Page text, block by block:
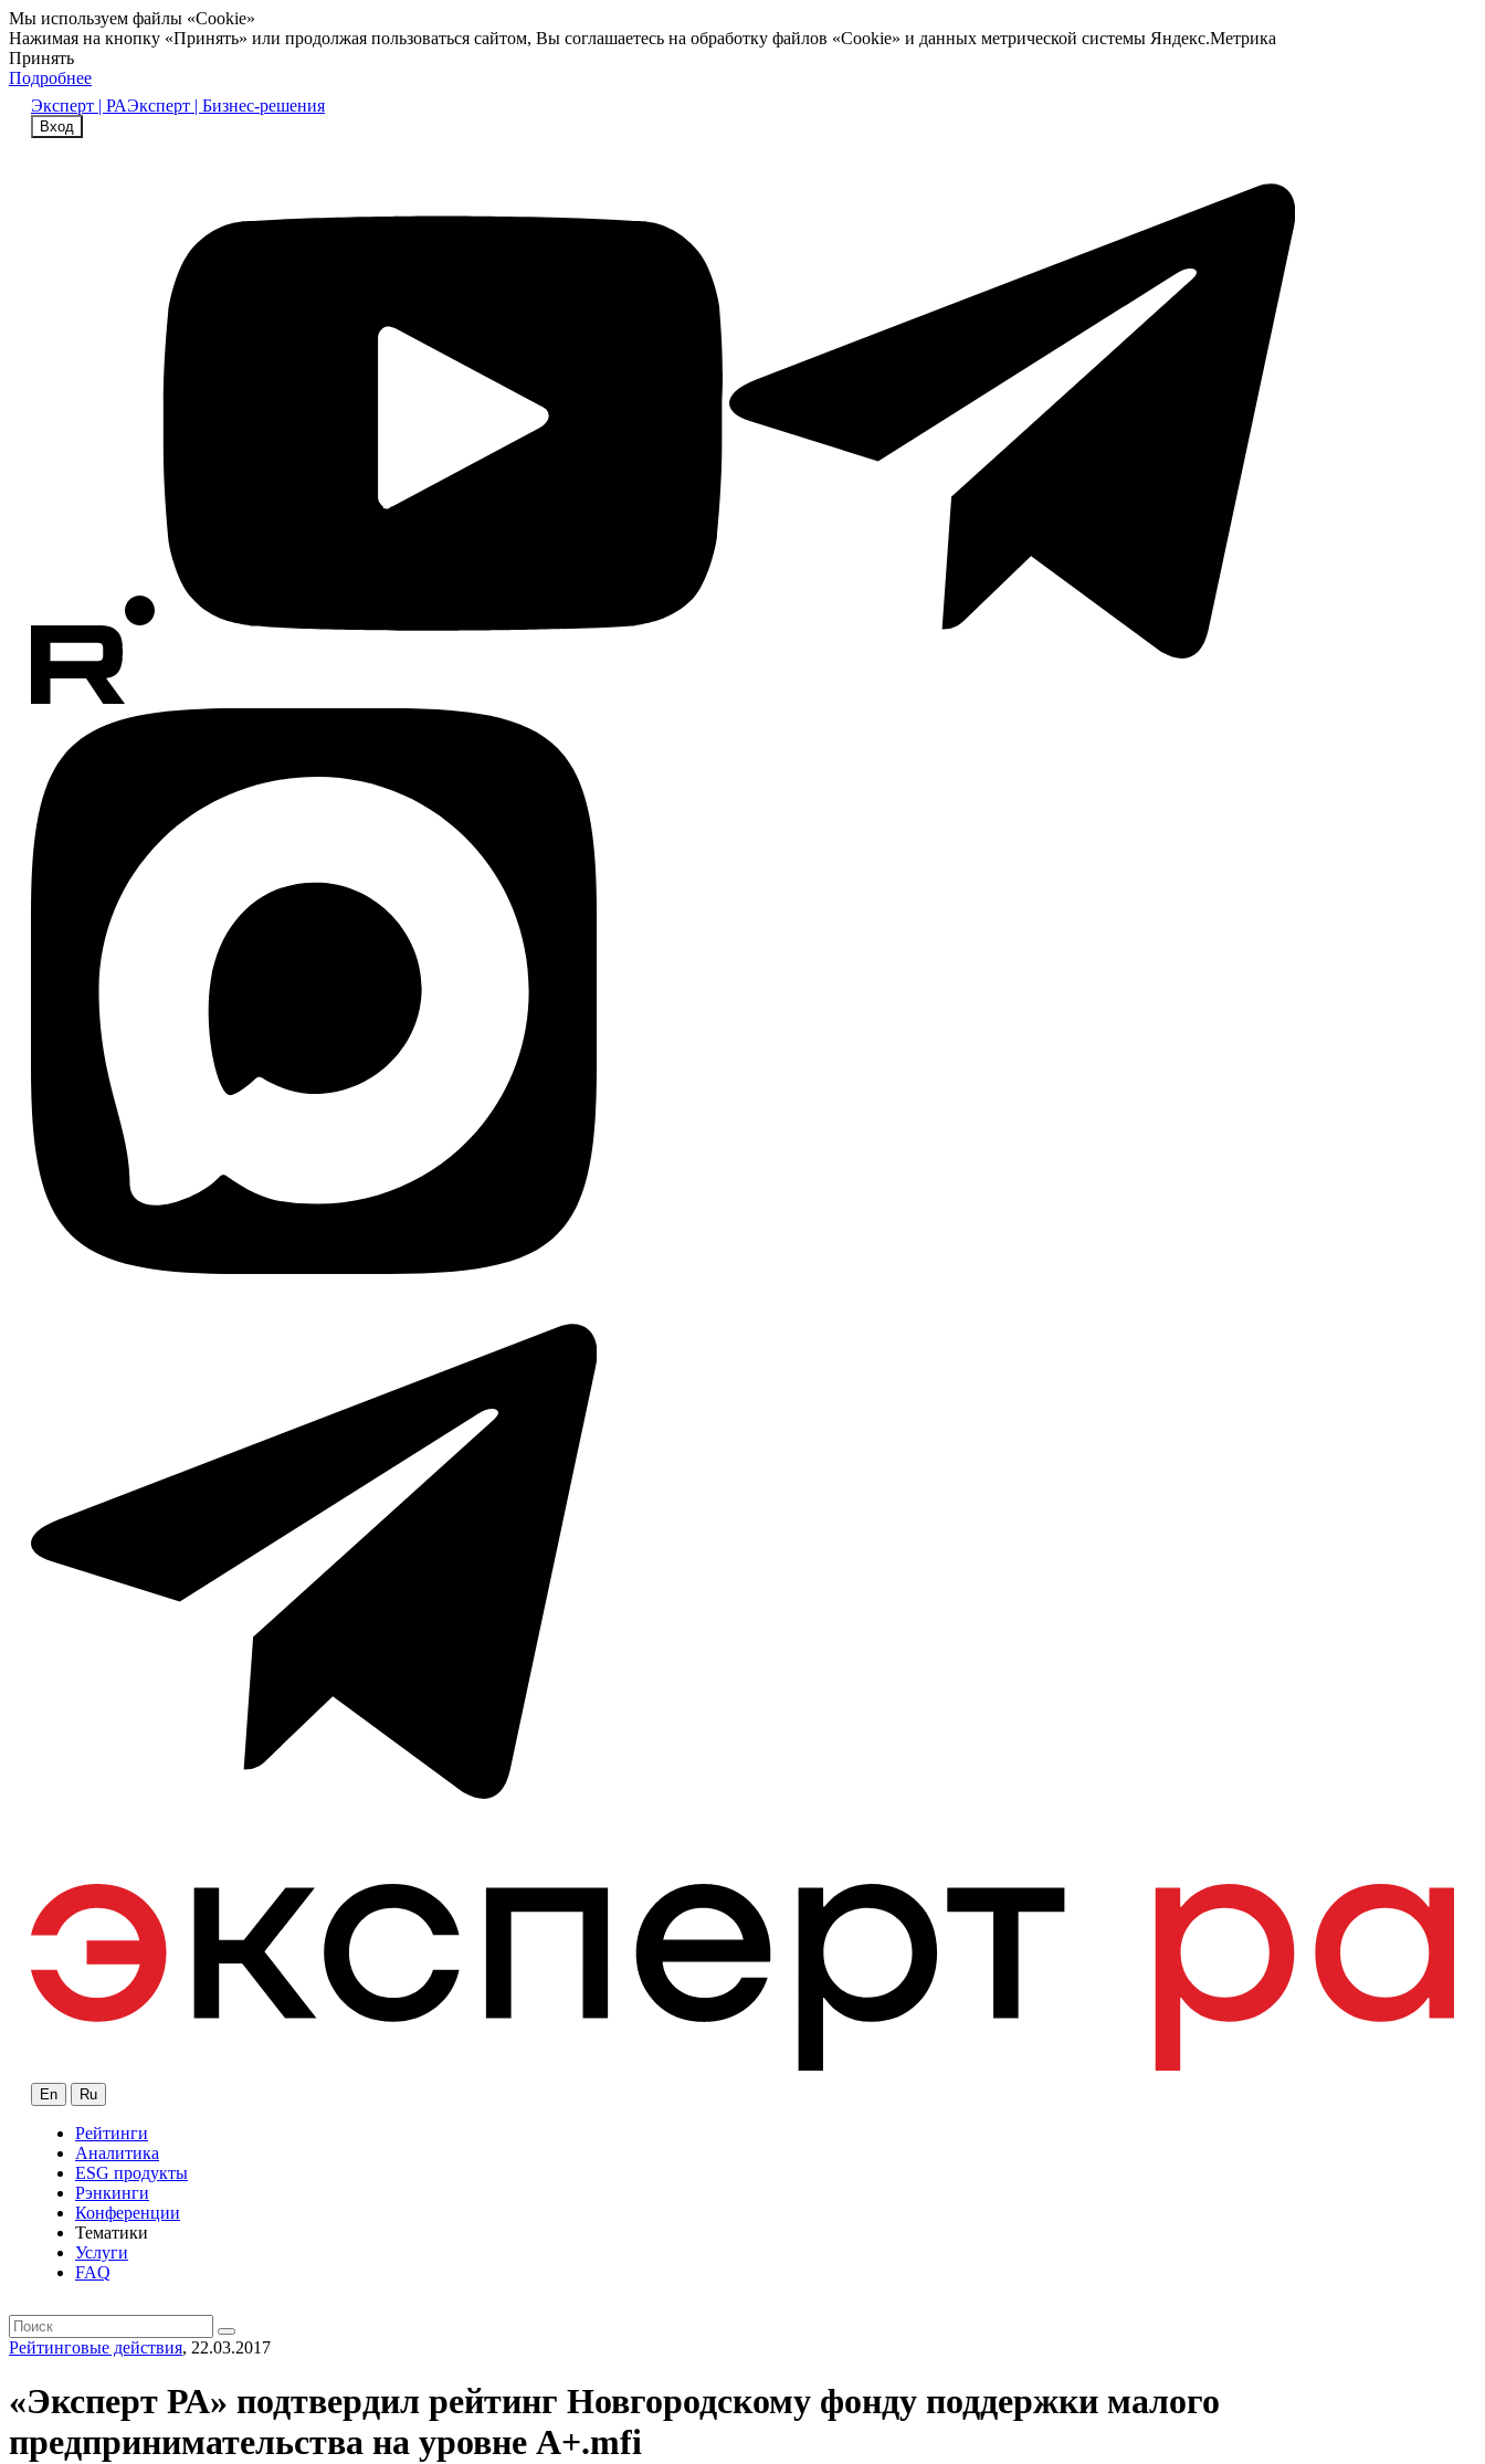
Мы используем файлы «Cookie»
Нажимая на кнопку «Принять» или продолжая пользоваться сайтом, Вы соглашаетесь на обработку файлов «Cookie» и данных метрической системы Яндекс.Метрика
Принять
Подробнее
Эксперт | РАЭксперт | Бизнес-решения
Вход
En Ru
Рейтинги
Аналитика
ESG продукты
Рэнкинги
Конференции
Тематики
Услуги
FAQ
Рейтинговые действия, 22.03.2017
«Эксперт РА» подтвердил рейтинг Новгородскому фонду поддержки малого
предпринимательства на уровне А+.mfi